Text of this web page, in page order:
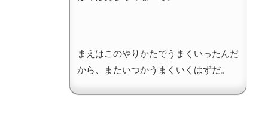
まえはこのやりかたでうまくいったんだ
から、またいつかうまくいくはずだ。